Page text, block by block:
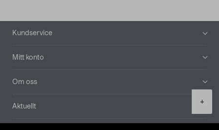
+
Sidfot
Kundservice
Mitt konto
Om oss
Aktuellt